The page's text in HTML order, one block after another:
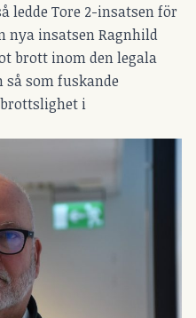
ledde Tore 2-insatsen för
nya insatsen Ragnhild
brott inom den legala
som fuskande
i